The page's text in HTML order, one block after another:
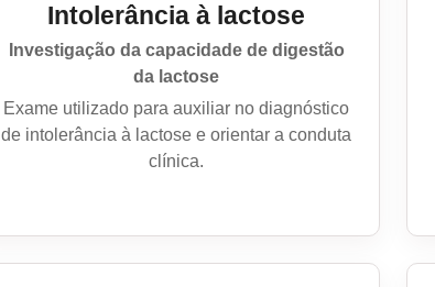
Intolerância à lactose
Investigação da capacidade de digestão
da lactose
Exame utilizado para auxiliar no diagnóstico
de intolerância à lactose e orientar a conduta
clínica.